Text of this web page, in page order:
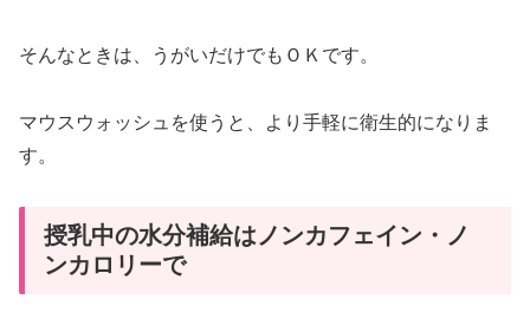
そんなときは、うがいだけでもＯＫです。
マウスウォッシュを使うと、より手軽に衛生的になりま
す。
授乳中の水分補給はノンカフェイン・ノ
ンカロリーで